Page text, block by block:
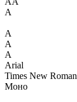
А
А
А
А
Arial
Times New Roman
Моно